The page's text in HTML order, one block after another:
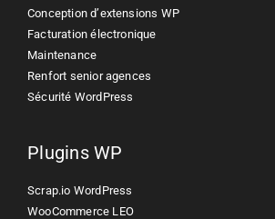
Conception d’extensions WP
Facturation électronique
Maintenance
Renfort senior agences
Sécurité WordPress
Plugins WP
Scrap.io WordPress
WooCommerce LEO